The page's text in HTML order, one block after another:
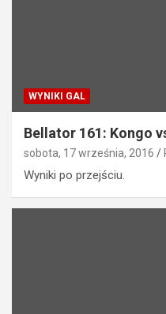
WYNIKI GAL
Bellator 161: Kongo
sobota, 17 września, 2016
Wyniki po przejściu.